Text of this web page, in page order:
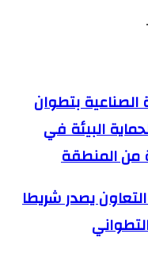
بتطوان
البيئة في
من المنطقة
يصدر شريطا